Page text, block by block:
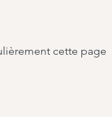
cette page